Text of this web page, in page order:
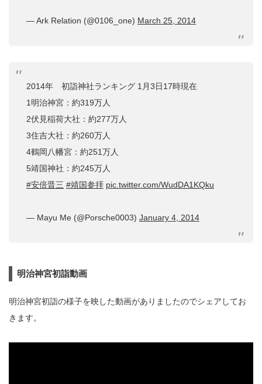
— Ark Relation (@0106_one) March 25, 2014
2014年 初詣神社ランキング 1月3日17時現在
1明治神宮：約319万人
2伏見稲荷大社：約277万人
3住吉大社：約260万人
4鶴岡八幡宮：約251万人
5靖国神社：約245万人
#安倍晋三 #靖国参拝 pic.twitter.com/WudDA1KQku
— Mayu Me (@Porsche0003) January 4, 2014
明治神宮初詣動画
明治神宮初詣の様子を映した動画がありましたのでシェアしてお
きます。